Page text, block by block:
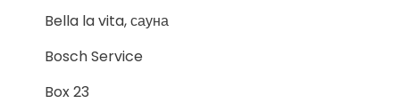
Bella la vita, сауна
Bosch Service
Box 23